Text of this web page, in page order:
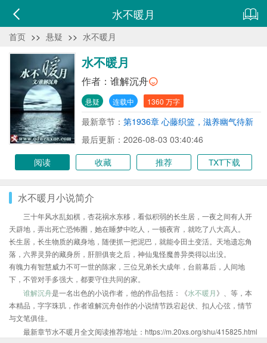
水不暖月
首页 >> 悬疑 >> 水不暖月
水不暖月
作者： 谁解沉舟
悬疑 连载中 1360 万字
最新章节： 第1936章 心藤织篮，滋养幽气待新
生
最后更新：2026-08-03 03:40:46
阅读
收藏 推荐 TXT下载
水不暖月小说简介
三十年风水乱如棋，杏花祸水东移，看似积弱的长生居，一夜之间有人开
天辟地，弄出死亡恐怖圈，她在睡梦中吃人，一顿夜宵，就吃了八大高人。
长生居，长生物质的藏身地，随便抓一把泥巴，就能令田土变活。天地遗忘角
落，六界灵异的藏身所，肝胆俱丧之后，神仙鬼怪魔兽异类得以出没。
有魄力有智慧威力不可一世的陈家，三位兄弟长大成年，台前幕后，人间地
下，不管对手多强大，都要守住共同的家。
谁解沉舟是一名出色的小说作者，他的作品包括：《水不暖月》、等，本
本精品，字字珠玑，作者谁解沉舟创作的小说情节跌宕起伏、扣人心弦，情节
与文笔俱佳。
最新章节水不暖月全文阅读推荐地址：https://m.20xs.org/shu/415825.html